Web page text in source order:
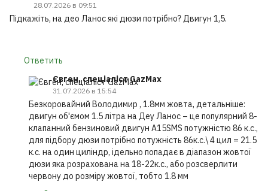
28.07.2026 в 09:51
Підкажіть, на део Ланос які дюзи потрібно? Двигун 1,5.
Ответить
Євген, спеціаліст GazMax
31.07.2026 в 15:54
Безкоровайний Володимир , 1.8мм жовта, детальніше:
двигун об'ємом 1.5 літра на Деу Ланос – це популярний 8-
клапанний бензиновий двигун A15SMS потужністю 86 к.с.,
для підбору дюзи потрібно потужність 86к.с.\ 4 цил = 21.5
к.с. на один циліндр, ідельно попадає в діапазон жовтої
дюзи яка розрахована на 18-22к.с., або розсверлити
червону до розміру жовтої, тобто 1.8 мм